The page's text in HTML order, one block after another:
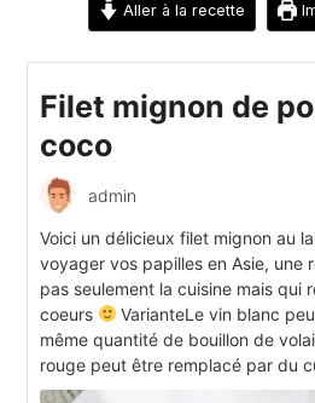
Aller à la recette
Filet mignon de
coco
admin
Voici un délicieux filet mignon au
voyager vos papilles en Asie, une
pas seulement la cuisine mais qui
coeurs
VarianteLe vin blanc
même quantité de bouillon de
rouge peut être remplacé par du